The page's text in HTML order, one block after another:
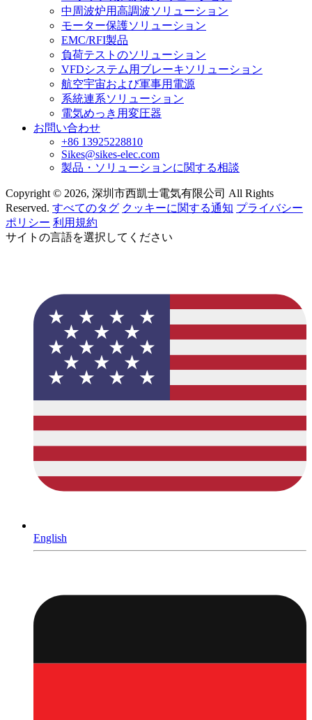
中周波炉用高調波ソリューション
モーター保護ソリューション
EMC/RFI製品
負荷テストのソリューション
VFDシステム用ブレーキソリューション
航空宇宙および軍事用電源
系統連系ソリューション
電気めっき用変圧器
お問い合わせ
+86 13925228810
Sikes@sikes-elec.com
製品・ソリューションに関する相談
Copyright © 2026, 深圳市西凱士電気有限公司 All Rights
Reserved. すべてのタグ クッキーに関する通知 プライバシー
ポリシー 利用規約
サイトの言語を選択してください
English